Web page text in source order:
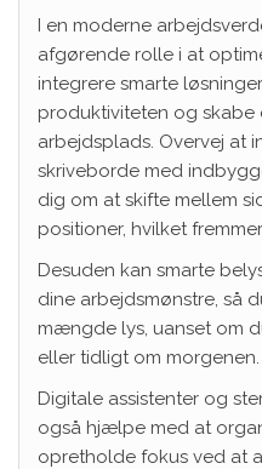
I en moderne
afgørende rolle i at
integrere smarte
produktiviteten og skabe
arbejdsplads. Overvej at
skriveborde med
dig om at skifte mellem
positioner, hvilket
Desuden kan smarte
dine arbejdsmønstre, så
mængde lys, uanset om
eller tidligt om morgenen.
Digitale assistenter og
også hjælpe med at
opretholde fokus ved at